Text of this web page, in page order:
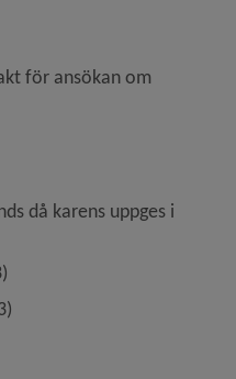
för ansökan om
då karens uppges i